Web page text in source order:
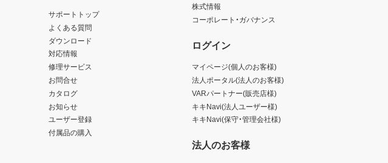
サポートトップ
よくある質問
ダウンロード
対応情報
修理サービス
お問合せ
カタログ
お知らせ
ユーザー登録
付属品の購入
株式情報
コーポレート・ガバナンス
ログイン
マイページ(個人のお客様)
法人ポータル(法人のお客様)
VARパートナー(販売店様)
キキNavi(法人ユーザー様)
キキNavi(保守・管理会社様)
法人のお客様